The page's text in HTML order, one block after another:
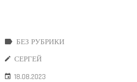
БЕЗ РУБРИКИ
СЕРГЕЙ
18.08.2023